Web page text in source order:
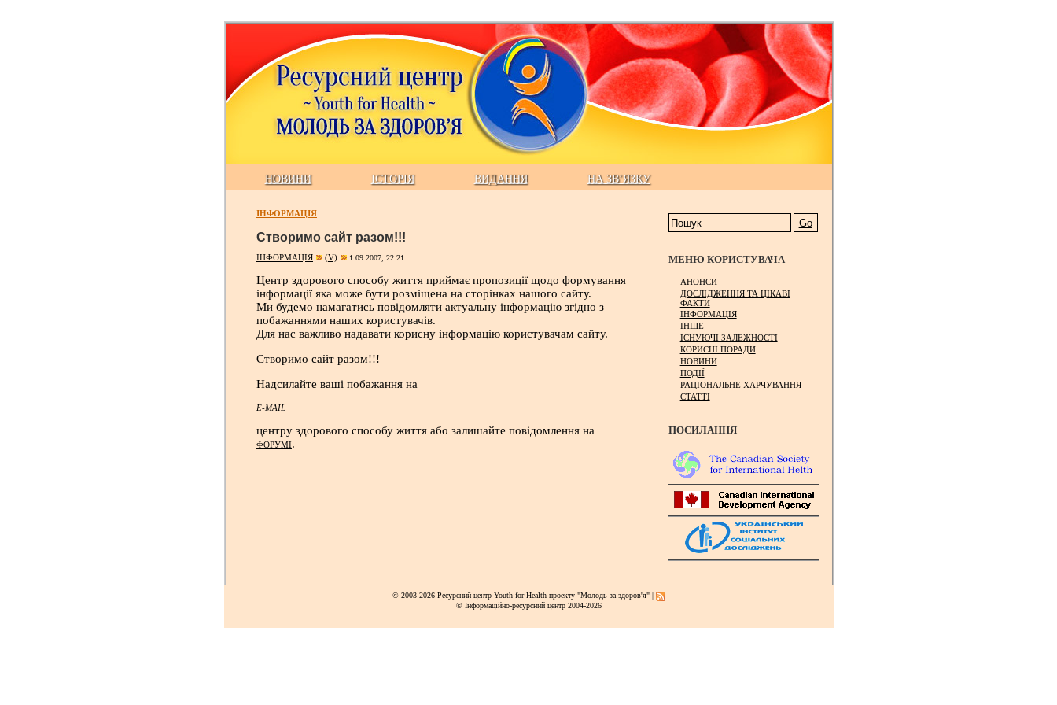
НОВИНИ ІСТОРІЯ ВИДАННЯ НА ЗВ’ЯЗКУ
ІНФОРМАЦІЯ
Створимо сайт разом!!!
ІНФОРМАЦІЯ (V) 1.09.2007, 22:21
Центр здорового способу життя приймає пропозиції щодо формування
інформації яка може бути розміщена на сторінках нашого сайту.
Ми будемо намагатись повідомляти актуальну інформацію згідно з
побажаннями наших користувачів.
Для нас важливо надавати корисну інформацію користувачам сайту.
Створимо сайт разом!!!
Надсилайте ваші побажання на
E-MAIL
центру здорового способу життя або залишайте повідомлення на
ФОРУМІ.
МЕНЮ КОРИСТУВАЧА
АНОНСИ
ДОСЛІДЖЕННЯ ТА ЦІКАВІ
ФАКТИ
ІНФОРМАЦІЯ
ІНШЕ
ІСНУЮЧІ ЗАЛЕЖНОСТІ
КОРИСНІ ПОРАДИ
НОВИНИ
ПОДІЇ
РАЦІОНАЛЬНЕ ХАРЧУВАННЯ
СТАТТІ
ПОСИЛАННЯ
© 2003-2026 Ресурсний центр Youth for Health проекту "Молодь за здоров'я" |
© Інформаційно-ресурсний центр 2004-2026